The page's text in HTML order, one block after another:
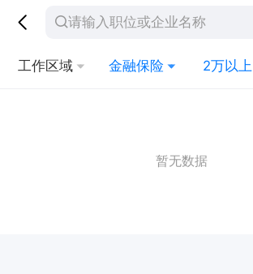
工作区域 金融保险 2万以上
暂无数据